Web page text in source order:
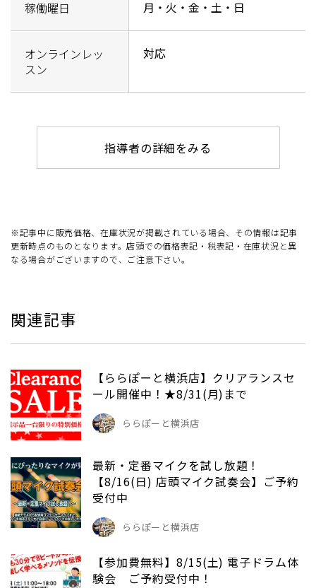
稼働曜日 月・火・金・土・日
オンラインレッ
スン
対応
指導者の詳細をみる
※記事中に販売価格、在庫状況が掲載されている場合、その情報は記事
更新時点のものとなります。店頭での価格表記・税表記・在庫状況と異
なる場合がございますので、ご注意下さい。
関連記事
【ららぽーと横浜店】クリアランスセ
ール開催中！★8/31(月)まで
ららぽーと横浜店
最新・定番マイクを試し放題！
【8/16(日) 店頭マイク試奏会】ご予約
受付中
ららぽーと横浜店
【参加費無料】8/15(土) 電子ドラム体
験会 ご予約受付中！